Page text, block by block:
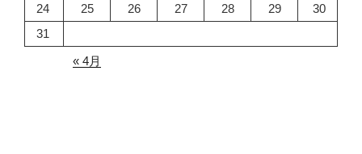
24
25 26 27 28 29
30
31
« 4月